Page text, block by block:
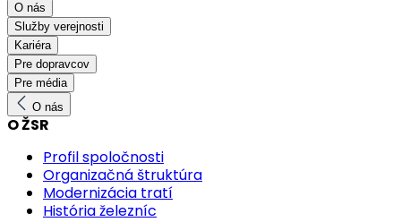
O nás
Služby verejnosti
Kariéra
Pre dopravcov
Pre média
O nás
O ŽSR
Profil spoločnosti
Organizačná štruktúra
Modernizácia tratí
História železníc